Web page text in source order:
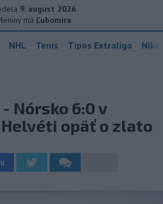
9. august 2026
má Ľubomíra
NHL Tenis Tipos Extraliga
Nórsko 6:0 v
opäť o zlato